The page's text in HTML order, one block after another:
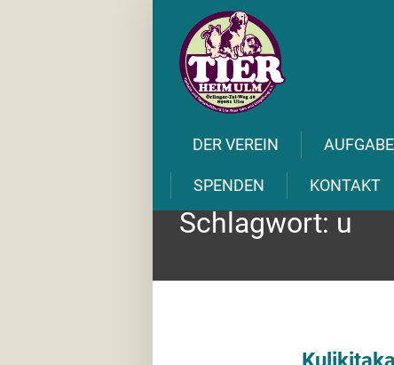
DER VEREIN
SPENDEN KONTAKT
Schlagwort: u